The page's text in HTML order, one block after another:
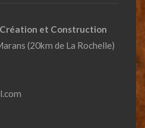
et Construction
(20km de La Rochelle)